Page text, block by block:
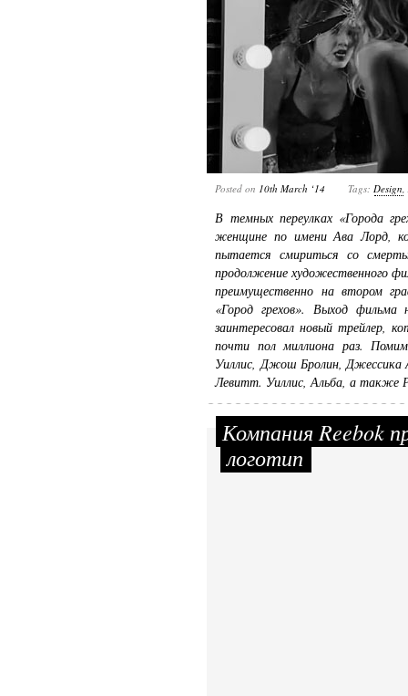
Posted on 10th March ‘14 Tags: Design,
В темных переулках «Города
женщине по имени Ава Лорд,
пытается смириться со
продолжение художественного
преимущественно на втором
«Город грехов». Выход
заинтересовал новый трейлер,
почти пол миллиона раз.
Уиллис, Джош Бролин,
Левитт. Уиллис, Альба, а также
Компания Reebok
логотип